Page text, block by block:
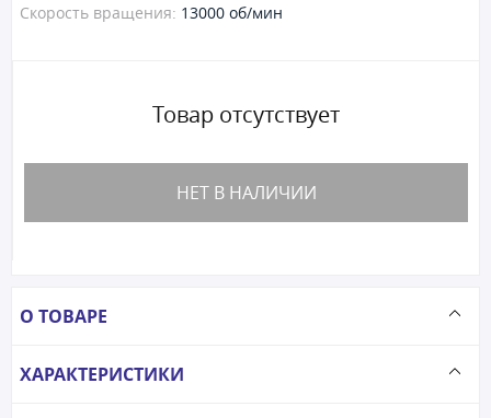
Скорость вращения: 13000 об/мин
Товар отсутствует
НЕТ В НАЛИЧИИ
О ТОВАРЕ
ХАРАКТЕРИСТИКИ